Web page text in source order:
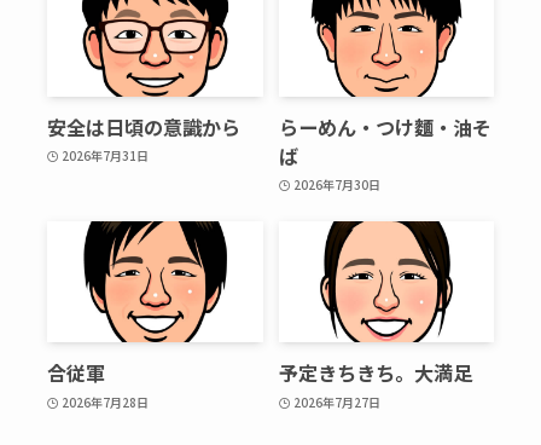
安全は日頃の意識から
2026年7月31日
らーめん・つけ麵・油そ
ば
2026年7月30日
合従軍
2026年7月28日
予定きちきち。大満足
2026年7月27日